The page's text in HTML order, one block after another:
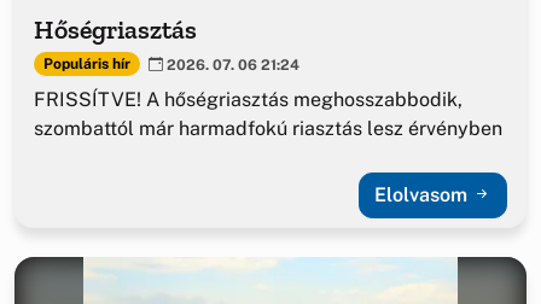
Hőségriasztás
Populáris hír 2026. 07. 06 21:24
FRISSÍTVE! A hőségriasztás meghosszabbodik,
szombattól már harmadfokú riasztás lesz érvényben
Elolvasom